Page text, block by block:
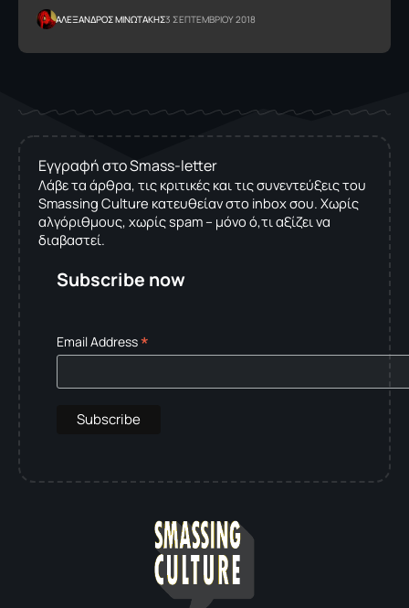
ΑΛΕΞΑΝΔΡΟΣ ΜΙΝΩΤΑΚΗΣ3 ΣΕΠΤΕΜΒΡΙΟΥ 2018
Εγγραφή στο Smass-letter
Λάβε τα άρθρα, τις κριτικές και τις συνεντεύξεις του
Smassing Culture κατευθείαν στο inbox σου. Χωρίς
αλγόριθμους, χωρίς spam – μόνο ό,τι αξίζει να
διαβαστεί.
Subscribe now
Email Address*